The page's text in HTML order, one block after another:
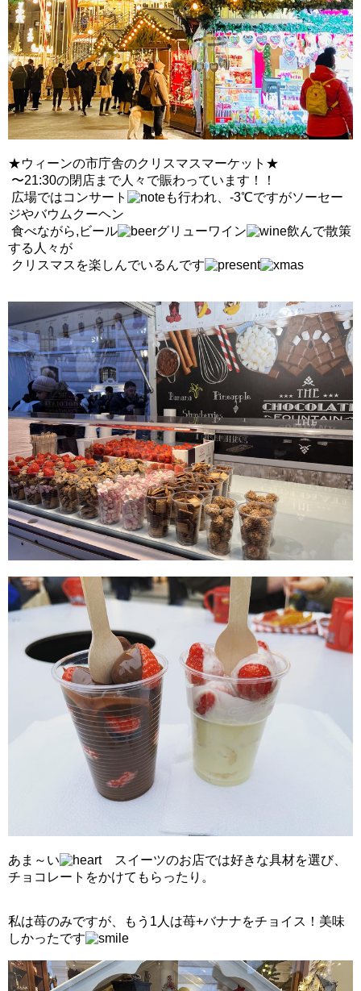
★ウィーンの市庁舎のクリスマスマーケット★
〜21:30の閉店まで人々で賑わっています！！
広場ではコンサート
も行われ、-3℃ですがソーセー
ジやバウムクーヘン
食べながら,ビール
グリューワイン
飲んで散策
する人々が
クリスマスを楽しんでいるんです
あま～い
スイーツのお店では好きな具材を選び、
チョコレートをかけてもらったり。
私は苺のみですが、もう1人は苺+バナナをチョイス！美味
しかったです